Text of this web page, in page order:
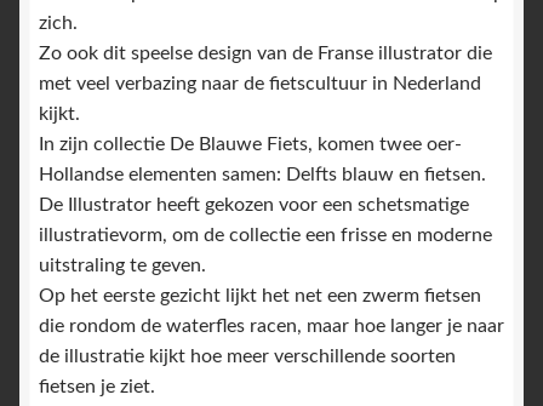
zich.
Zo ook dit speelse design van de Franse illustrator die
met veel verbazing naar de fietscultuur in Nederland
kijkt.
In zijn collectie De Blauwe Fiets, komen twee oer-
Hollandse elementen samen: Delfts blauw en fietsen.
De Illustrator heeft gekozen voor een schetsmatige
illustratievorm, om de collectie een frisse en moderne
uitstraling te geven.
Op het eerste gezicht lijkt het net een zwerm fietsen
die rondom de waterfles racen, maar hoe langer je naar
de illustratie kijkt hoe meer verschillende soorten
fietsen je ziet.